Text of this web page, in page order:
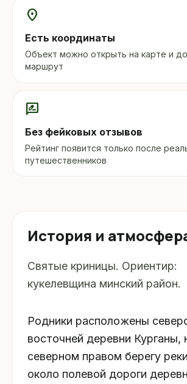
location_on
Есть координаты
Объект можно открыть на карте и
маршрут
rate_review
Без фейковых отзывов
Рейтинг появится только после
путешественников
История и
Святые криницы. Ориентир:
кукелевщина минский район.
Родники расположены
восточней деревни Курганы,
северном правом берегу
около полевой дороги